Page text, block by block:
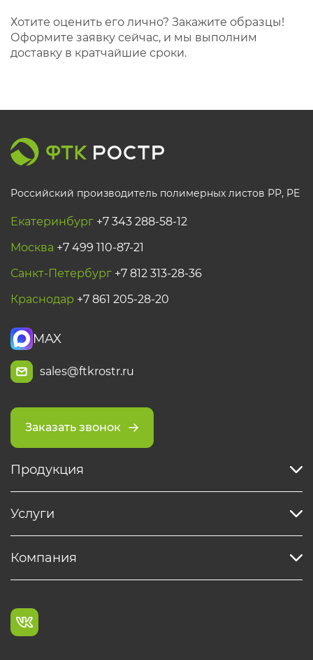
Хотите оценить его лично? Закажите образцы!
Оформите заявку сейчас, и мы выполним
доставку в кратчайшие сроки.
Российский производитель полимерных листов РР, PE
Екатеринбург +7 343 288-58-12
Москва +7 499 110-87-21
Санкт-Петербург +7 812 313-28-36
Краснодар +7 861 205-28-20
MAX
sales@ftkrostr.ru
Заказать звонок
Продукция
Услуги
Компания